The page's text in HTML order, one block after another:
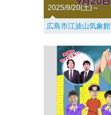
2025/9/20(土)～
広島市江波山気象館